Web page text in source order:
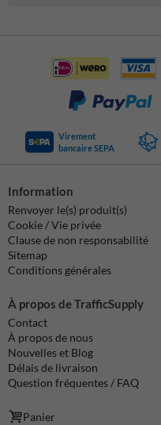
Virement
bancaire SEPA
Information
Renvoyer le(s) produit(s)
Cookie / Vie privée
Clause de non responsabilité
Sitemap
Conditions générales
À propos de TrafficSupply
Contact
À propos de nous
Nouvelles et Blog
Délais de livraison
Question fréquentes / FAQ
Panier